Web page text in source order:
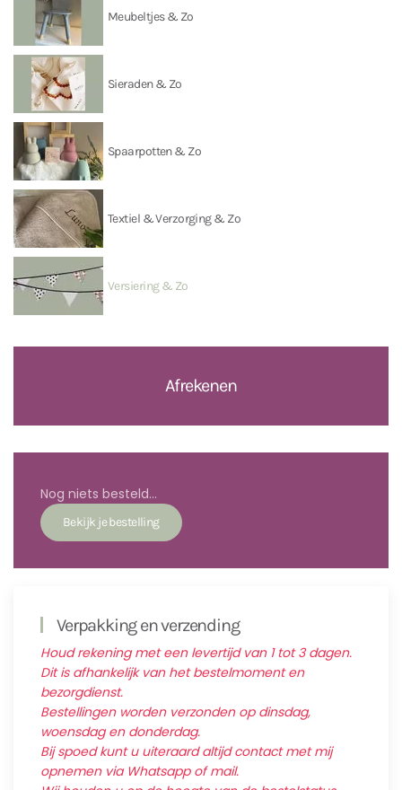
Meubeltjes & Zo
Sieraden & Zo
Spaarpotten & Zo
Textiel & Verzorging & Zo
Versiering & Zo
Afrekenen
Nog niets besteld...
Verpakking en verzending
Houd rekening met een levertijd van 1 tot 3 dagen.
Dit is afhankelijk van het bestelmoment en
bezorgdienst.
Bestellingen worden verzonden op dinsdag,
woensdag en donderdag.
Bij spoed kunt u uiteraard altijd contact met mij
opnemen via Whatsapp of mail.